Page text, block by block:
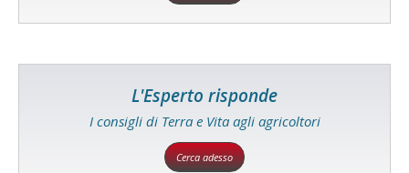
L'Esperto risponde
I consigli di Terra e Vita agli agricoltori
Cerca adesso